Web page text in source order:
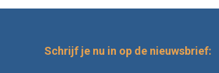
Schrijf je nu in op de nieuwsbrief: